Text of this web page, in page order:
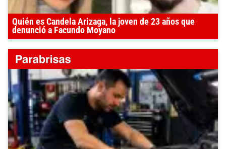
Quién es Candela Arizaga, la joven de 23 años que
denunció a Facundo Moyano